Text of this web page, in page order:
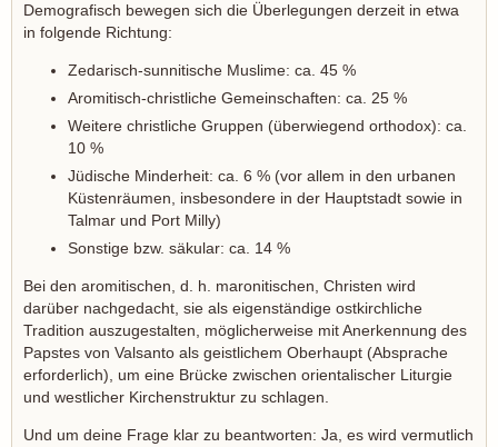
Demografisch bewegen sich die Überlegungen derzeit in etwa
in folgende Richtung:
Zedarisch-sunnitische Muslime: ca. 45 %
Aromitisch-christliche Gemeinschaften: ca. 25 %
Weitere christliche Gruppen (überwiegend orthodox): ca.
10 %
Jüdische Minderheit: ca. 6 % (vor allem in den urbanen
Küstenräumen, insbesondere in der Hauptstadt sowie in
Talmar und Port Milly)
Sonstige bzw. säkular: ca. 14 %
Bei den aromitischen, d. h. maronitischen, Christen wird
darüber nachgedacht, sie als eigenständige ostkirchliche
Tradition auszugestalten, möglicherweise mit Anerkennung des
Papstes von Valsanto als geistlichem Oberhaupt (Absprache
erforderlich), um eine Brücke zwischen orientalischer Liturgie
und westlicher Kirchenstruktur zu schlagen.
Und um deine Frage klar zu beantworten: Ja, es wird vermutlich